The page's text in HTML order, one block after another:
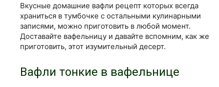
Вкусные домашние вафли рецепт которых всегда
храниться в тумбочке с остальными кулинарными
записями, можно приготовить в любой момент.
Доставайте вафельницу и давайте вспомним, как же
приготовить, этот изумительный десерт.
Вафли тонкие в вафельнице